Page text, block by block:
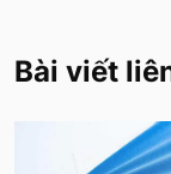
Bài viết